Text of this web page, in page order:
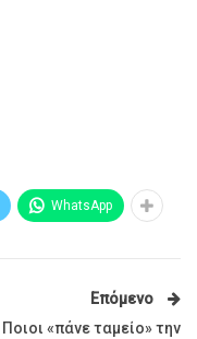
WhatsApp
Επόμενο
Ποιοι «πάνε ταμείο» την